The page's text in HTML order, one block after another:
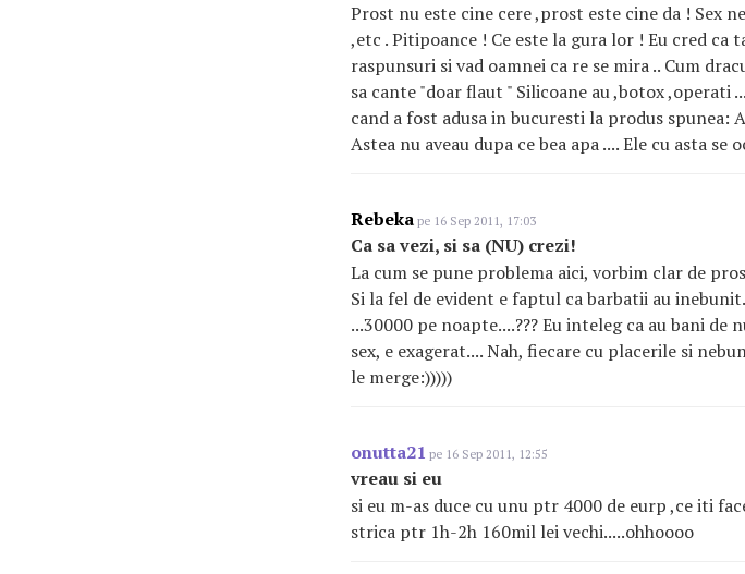
Prost nu este cine cere ,prost este cine da ! Sex
,etc . Pitipoance ! Ce este la gura lor ! Eu cred
raspunsuri si vad oamnei ca re se mira .. Cum
sa cante "doar flaut " Silicoane au ,botox ,operati
cand a fost adusa in bucuresti la produs spunea:
Astea nu aveau dupa ce bea apa .... Ele cu asta se
Rebeka pe 16 Sep 2011, 17:03
Ca sa vezi, si sa (NU) crezi!
La cum se pune problema aici, vorbim clar de
Si la fel de evident e faptul ca barbatii au
...30000 pe noapte....??? Eu inteleg ca au bani
sex, e exagerat.... Nah, fiecare cu placerile si
le merge:)))))
onutta21 pe 16 Sep 2011, 12:55
vreau si eu
si eu m-as duce cu unu ptr 4000 de eurp ,ce iti
strica ptr 1h-2h 160mil lei vechi.....ohhoooo